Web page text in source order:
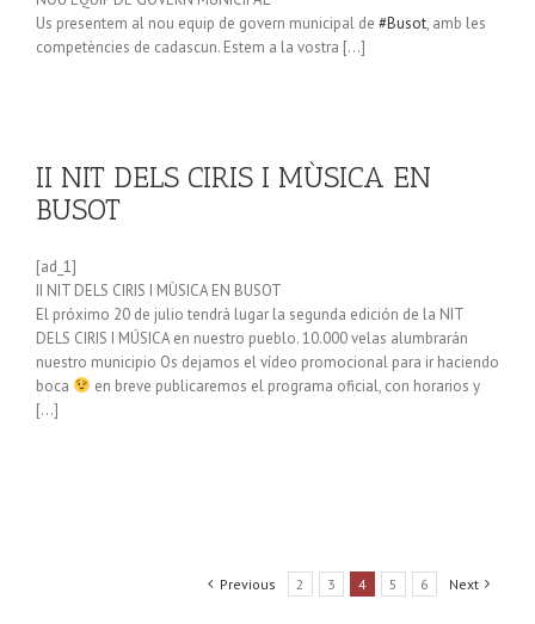
Us presentem al nou equip de govern municipal de #Busot, amb les
competències de cadascun. Estem a la vostra […]
II NIT DELS CIRIS I MÙSICA EN
BUSOT
[ad_1]
II NIT DELS CIRIS I MÙSICA EN BUSOT
El próximo 20 de julio tendrá lugar la segunda edición de la NIT
DELS CIRIS I MÚSICA en nuestro pueblo. 10.000 velas alumbrarán
nuestro municipio Os dejamos el vídeo promocional para ir haciendo
boca
en breve publicaremos el programa oficial, con horarios y
[…]
Previous 2 3 4 5 6 Next